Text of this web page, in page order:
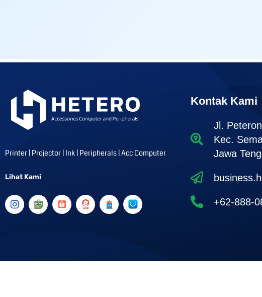
Printer | Projector | Ink | Peripherals | Acc Computer
Lihat Kami
I
n
Kontak Kami
Jl.
Kec.
Jawa
+62-888-